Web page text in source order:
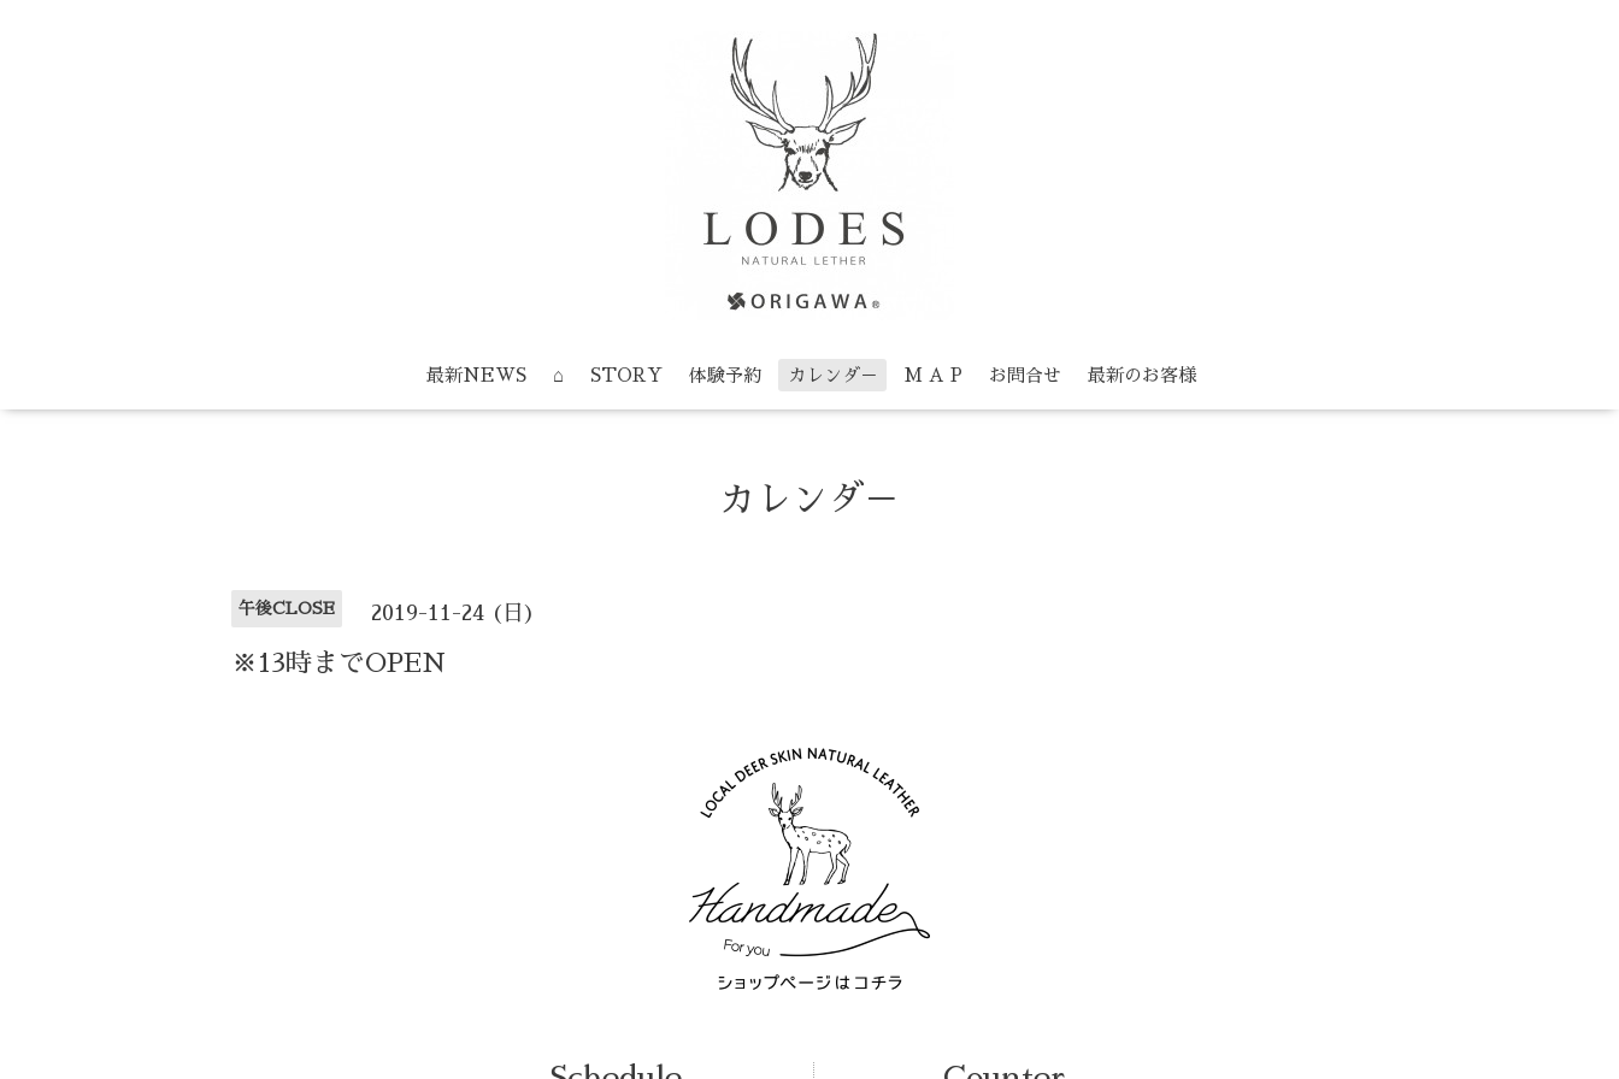
最新NEWS ⌂ STORY 体験予約 カレンダ－ M A P お問合せ 最新のお客様
カレンダ－
午後CLOSE 2019-11-24 (日)
※13時までOPEN